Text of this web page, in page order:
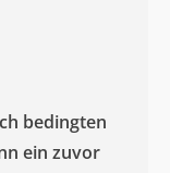
bedingten
ein zuvor